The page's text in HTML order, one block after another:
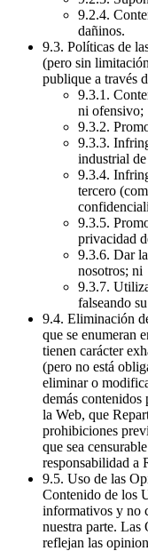
9.2.4.
dañinos.
9.3. Políticas de
(pero sin
publique a través
9.3.1.
ni ofensivo;
9.3.2.
9.3.3.
industrial
9.3.4.
tercero
9.3.5.
privacidad
9.3.6. Dar
nosotros; ni
9.3.7.
falseando
9.4. Eliminación
que se enumeran
tienen carácter
(pero no está
eliminar o
demás contenidos
la Web, que
prohibiciones
que sea
responsabilidad a
9.5. Uso de las
Contenido de los
informativos y no
nuestra parte. Las
reflejan las